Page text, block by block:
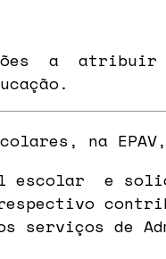
a atribuir
na
escolar e
serviços de